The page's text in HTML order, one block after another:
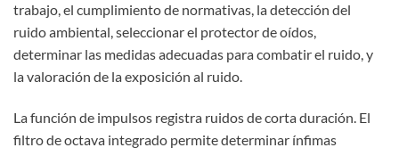
trabajo, el cumplimiento de normativas, la detección del
ruido ambiental, seleccionar el protector de oídos,
determinar las medidas adecuadas para combatir el ruido, y
la valoración de la exposición al ruido.
La función de impulsos registra ruidos de corta duración. El
filtro de octava integrado permite determinar ínfimas